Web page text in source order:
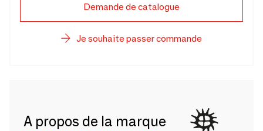
Demande de catalogue
Je souhaite passer commande
A propos de la marque